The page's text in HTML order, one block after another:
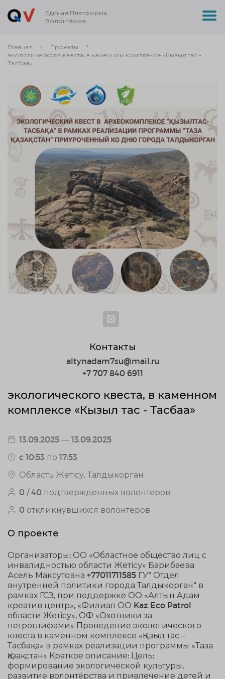
Единая Платформа
Волонтёров
Главная
Проекты
экологического квеста, в каменном комплексе «Кызыл тас -
Тасбақа»
Контакты
altynadam7su@mail.ru
+7 707 840 6911
экологического квеста, в каменном
комплексе «Кызыл тас - Тасбақа»
13.09.2025 — 13.09.2025
c 10:53 по 17:53
Область Жетісу, Талдыкорган
0 / 40 подтвержденных волонтеров
0 откликнувшихся волонтеров
О проекте
Организаторы: ОО «Областное общество лиц с
инвалидностью области Жетісу» Барибаева
Асель Максутовна +77011711585 ГУ" Отдел
внутренней политики города Талдыкорган" в
рамках ГСЗ, при поддержке ОО «Алтын Адам
креатив центр», «Филиал ОО Kaz Eco Patrol
области Жетісу», ОФ «Охотники за
петроглифами» Проведение экологического
квеста в каменном комплексе «Қызыл тас –
Тасбақа» в рамках реализации программы «Таза
Қазақстан» Краткое описание: Цель:
формирование экологической культуры,
развитие волонтёрства и привлечение детей и